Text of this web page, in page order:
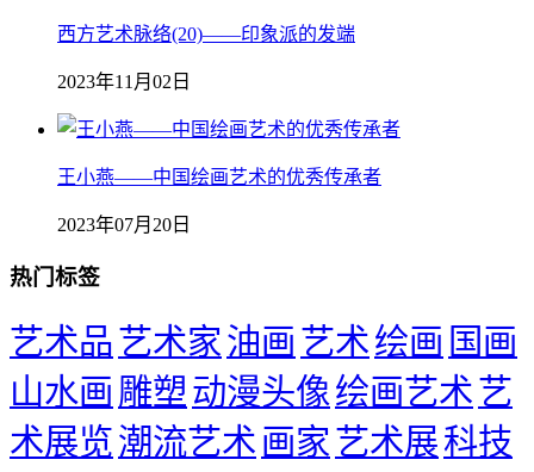
西方艺术脉络(20)——印象派的发端
2023年11月02日
王小燕——中国绘画艺术的优秀传承者
2023年07月20日
热门标签
艺术品艺术家 油画 艺术绘画 国画
山水画 雕塑 动漫头像绘画艺术艺
术展览潮流艺术 画家 艺术展科技